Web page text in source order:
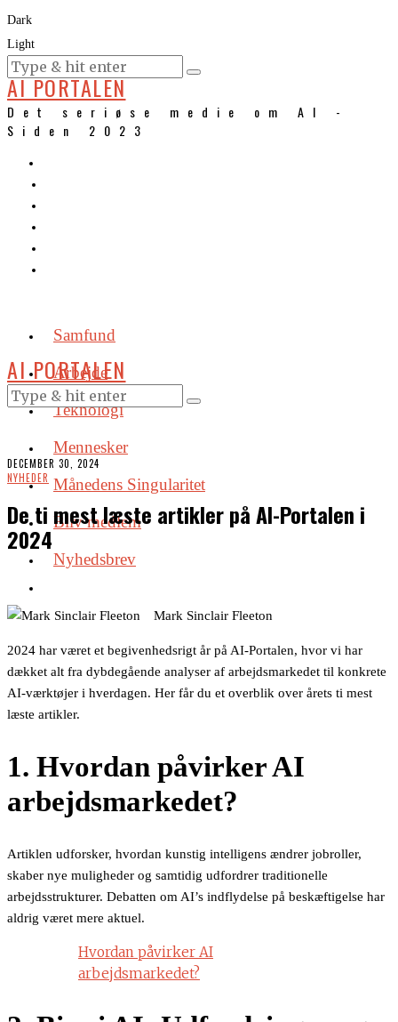
Dark
Light
KURSER
AI PORTALEN
Det seriøse medie om AI -
Siden 2023
Samfund
Arbejde
Teknologi
Mennesker
Månedens Singularitet
Bliv medlem
Nyhedsbrev
AI PORTALEN
DECEMBER 30, 2024
NYHEDER
De ti mest læste artikler på AI-Portalen i
2024
Mark Sinclair Fleeton
2024 har været et begivenhedsrigt år på AI-Portalen, hvor vi har
dækket alt fra dybdegående analyser af arbejdsmarkedet til konkrete
AI-værktøjer i hverdagen. Her får du et overblik over årets ti mest
læste artikler.
1. Hvordan påvirker AI
arbejdsmarkedet?
Artiklen udforsker, hvordan kunstig intelligens ændrer jobroller,
skaber nye muligheder og samtidig udfordrer traditionelle
arbejdsstrukturer. Debatten om AI’s indflydelse på beskæftigelse har
aldrig været mere aktuel.
Hvordan påvirker AI
arbejdsmarkedet?